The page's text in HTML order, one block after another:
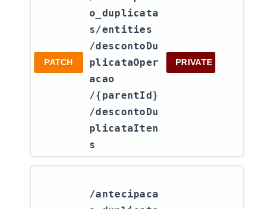
PATCH
o_duplicata
s​/entities​
/descontoDu
plicataOper
acao​
/{parentId}​
/descontoDu
plicataIten
s
PRIVATE
/antecipaca